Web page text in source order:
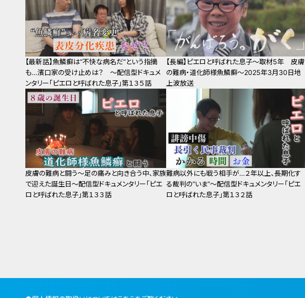
【最新話】魚鱗癬は“不快な病名だ”という指摘
も…濱口家の受け止めは？ ～配信型ドキュメ
ンタリー「ピエロと呼ばれた息子」第１３５話
【長編】ピエロと呼ばれた息子～取材5年 皮膚
の難病・道化師様魚鱗癬～2025年3月30日地
上波放送
皮膚の難病と闘う～足の痛みと向き合う中、家族
で迎えた誕生日～配信型ドキュメンタリー「ピエ
ロと呼ばれた息子」第１３３話
難病以外にも戦う相手が…２年以上、長期化す
る裁判の“いま”～配信型ドキュメンタリー「ピエ
ロと呼ばれた息子」第１３２話